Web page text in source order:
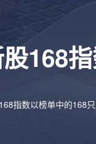
168
指数以榜单中的168